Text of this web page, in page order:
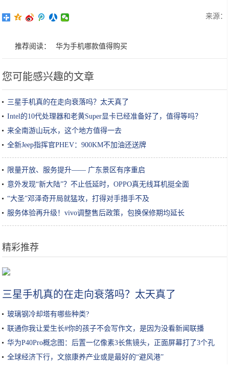
来源：
推荐阅读： 华为手机哪款值得购买
您可能感兴趣的文章
三星手机真的在走向衰落吗？太天真了
Intel的10代处理器和老黄Super显卡已经准备好了，值得等吗？
来全南游山玩水，这个地方值得一去
全新Jeep指挥官PHEV：900KM不加油还送牌
限量开放、服务提升—— 广东景区有序重启
意外发现“新大陆”？不止低延时，OPPO真无线耳机挺全面
“大圣”邓泽奇开局就猛攻，打得对手措手不及
服务体验再升级！vivo调整售后政策，包换保修期均延长
精彩推荐
三星手机真的在走向衰落吗？太天真了
玻璃钢冷却塔有哪些种类?
联通你我让爱生长#你的孩子不会写作文，是因为没看新闻联播
华为P40Pro概念图：后置一亿像素3长焦镜头，正面屏幕打了3个孔
全球经济下行，文旅康养产业或是最好的“避风港”